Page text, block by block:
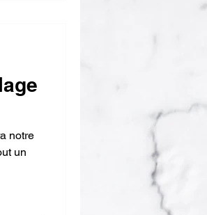
notre